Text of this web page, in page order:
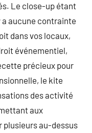
Le close-up étant
a aucune contrainte
dans vos locaux,
événementiel,
précieux pour
le kite
des activité
aux
plusieurs au-dessus